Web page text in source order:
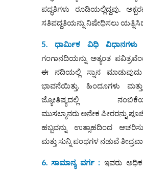
ಪದ್ಧತಿಗಳು ರೂಡಿಯಲ್ಲಿದ್ದವು.
ಸತಿಪದ್ದತಿಯನ್ನು ನಿಷೇಧಿಸಲು
5. ಧಾರ್ಮಿಕ ವಿಧಿ ವಿಧಾನಗಳು
ಗಂಗಾನದಿಯನ್ನು ಅತ್ಯಂತ
ಈ ನದಿಯಲ್ಲಿ ಸ್ನಾನ ಮಾಡುವುದು
ಭಾವನೆಯಿತ್ತು. ಹಿಂದೂಗಳು
ಜ್ಯೋತಿಷ್ಯದಲ್ಲಿ
ಮುಸಲ್ಮಾನರು ಅನೇಕ ಪೀರರನ್ನು
ಹಬ್ಬವನ್ನು ಉತ್ಸಾಹದಿಂದ
ಮತ್ತು ಸುನ್ನಿ ಪಂಥಗಳ ನಡುವೆ
6. ಸಾಮಾನ್ಯ ವರ್ಗ : ಇವರು